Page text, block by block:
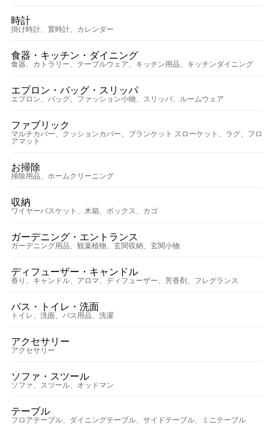
時計
掛け時計、置時計、カレンダー
食器・キッチン・ダイニング
食器、カトラリー、テーブルウェア、キッチン用品、キッチンダイニング
エプロン・バッグ・スリッパ
エプロン、バッグ、ファッション小物、スリッパ、ルームウェア
ファブリック
マルチカバー、クッションカバー、ブランケット スローケット、ラグ、フロ
アマット
お掃除
掃除用品、ホームクリーニング
収納
ワイヤーバスケット、木箱、ボックス、カゴ
ガーデニング・エントランス
ガーデニング用品、観葉植物、玄関収納、玄関小物
ディフューザー・キャンドル
香り、キャンドル、アロマ、ディフューザー、芳香剤、フレグランス
バス・トイレ・洗面
トイレ、洗面、バス用品、洗濯
アクセサリー
アクセサリー
ソファ・スツール
ソファ、スツール、オッドマン
テーブル
フロアテーブル、ダイニングテーブル、サイドテーブル、ミニテーブル